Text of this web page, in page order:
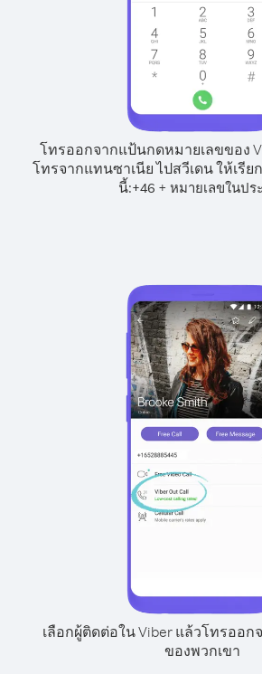
โทรออกจากแป้นกดหมายเลขของ
โทรจากแทนซาเนีย ไปสวีเดน ให้เรี
นี้:+46 + หมายเลขในปร
เลือกผู้ติดต่อใน Viber แล้วโทรออ
ของพวกเขา